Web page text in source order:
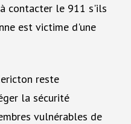
contacter le 911 s'ils
est victime d'une
reste
la sécurité
vulnérables de